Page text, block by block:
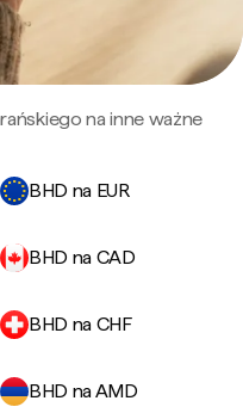
na inne ważne
BHD na EUR
BHD na CAD
BHD na CHF
BHD na AMD